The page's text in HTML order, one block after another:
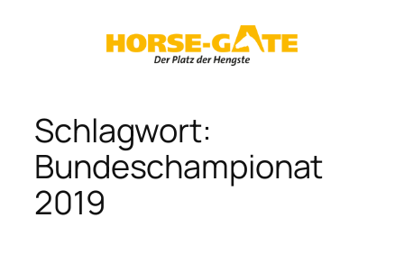
Schlagwort:
Bundeschampionat
2019